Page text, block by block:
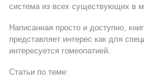
система из всех существующих в
Написанная просто и доступно,
представляет интерес как для
интересуется гомеопатией.
Статьи по теме: